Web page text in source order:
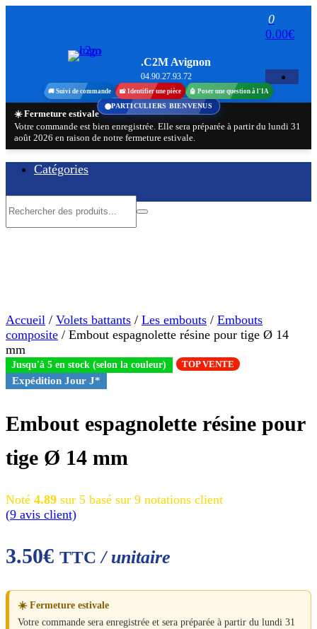
.C2M Avignon
04.90.27.93.72
0
0.00€
🚚 Suivi de commande 📸 Identifier une pièce 🤖 Poser une question à l'IA
☀️ Fermeture estivale
Votre commande est bien enregistrée. Elle sera préparée à partir du lundi 31
août 2026 en raison de notre fermeture estivale.
Catégories
Accueil / Volets battants / Les embouts / Embouts
composite / Embout espagnolette résine pour tige Ø 14
mm
Jusqu'à 5 en stock (selon la couleur) TOP VENTE
Expédition Jour J*
Embout espagnolette résine pour
tige Ø 14 mm
Noté 4.89 sur 5 basé sur 9 notations client
(9 avis client)
3.50€ TTC / unitaire
☀️ Fermeture estivale
Votre commande sera enregistrée et sera préparée à partir du lundi 31
PARTICULIERS BIENVENUS